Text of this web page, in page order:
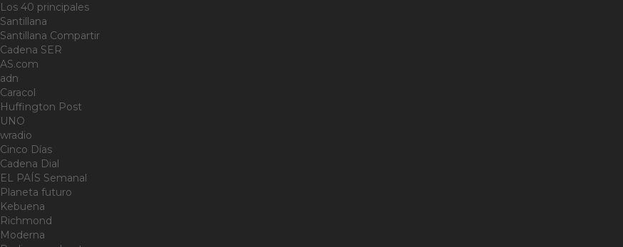
Los 40 principales
Santillana
Santillana Compartir
Cadena SER
AS.com
adn
Caracol
Huffington Post
UNO
wradio
Cinco Días
Cadena Dial
EL PAÍS Semanal
Planeta futuro
Kebuena
Richmond
Moderna